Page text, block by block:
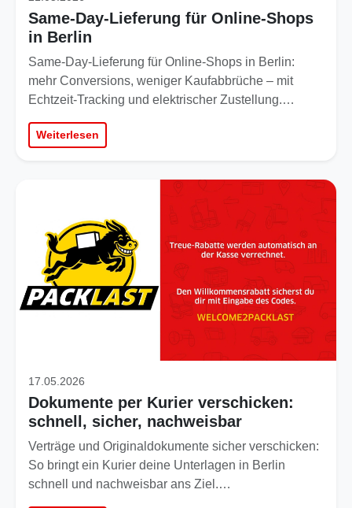
Same-Day-Lieferung für Online-Shops
in Berlin
Same-Day-Lieferung für Online-Shops in Berlin:
mehr Conversions, weniger Kaufabbrüche – mit
Echtzeit-Tracking und elektrischer Zustellung.…
Weiterlesen
17.05.2026
Dokumente per Kurier verschicken:
schnell, sicher, nachweisbar
Verträge und Originaldokumente sicher verschicken:
So bringt ein Kurier deine Unterlagen in Berlin
schnell und nachweisbar ans Ziel.…